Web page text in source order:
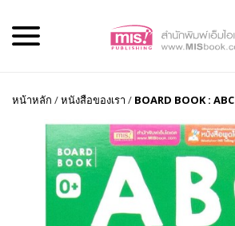
หน้าหลัก /หนังสือของเรา / BOARD BOOK : ABC